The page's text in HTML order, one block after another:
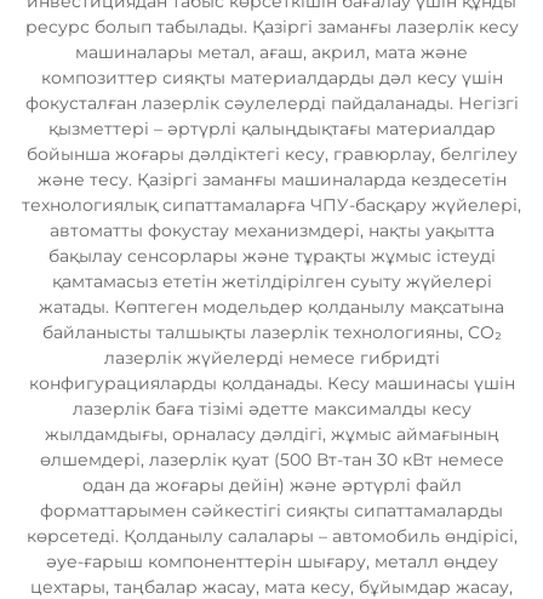
ресурс болып табылады. Қазіргі заманғы лазерлік кесу
машиналары метал, ағаш, акрил, мата және
композиттер сияқты материалдарды дәл кесу үшін
фокусталған лазерлік сәулелерді пайдаланады. Негізгі
қызметтері – әртүрлі қалыңдықтағы материалдар
бойынша жоғары дәлдіктегі кесу, гравюрлау, белгілеу
және тесу. Қазіргі заманғы машиналарда кездесетін
технологиялық сипаттамаларға ЧПУ-басқару жүйелері,
автоматты фокустау механизмдері, нақты уақытта
бақылау сенсорлары және тұрақты жұмыс істеуді
қамтамасыз ететін жетілдірілген суыту жүйелері
жатады. Көптеген модельдер қолданылу мақсатына
байланысты талшықты лазерлік технологияны, CO₂
лазерлік жүйелерді немесе гибридті
конфигурацияларды қолданады. Кесу машинасы үшін
лазерлік баға тізімі әдетте максималды кесу
жылдамдығы, орналасу дәлдігі, жұмыс аймағының
өлшемдері, лазерлік қуат (500 Вт-тан 30 кВт немесе
одан да жоғары дейін) және әртүрлі файл
форматтарымен сәйкестігі сияқты сипаттамаларды
көрсетеді. Қолданылу салалары – автомобиль өндірісі,
әуе-ғарыш компоненттерін шығару, металл өңдеу
цехтары, таңбалар жасау, мата кесу, бұйымдар жасау,